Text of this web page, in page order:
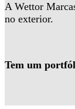
A Wettor
no exterior.
Tem um